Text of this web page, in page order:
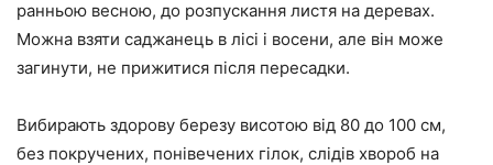
ранньою весною, до розпускання листя на деревах.
Можна взяти саджанець в лісі і восени, але він може
загинути, не прижитися після пересадки.
Вибирають здорову березу висотою від 80 до 100 см,
без покручених, понівечених гілок, слідів хвороб на